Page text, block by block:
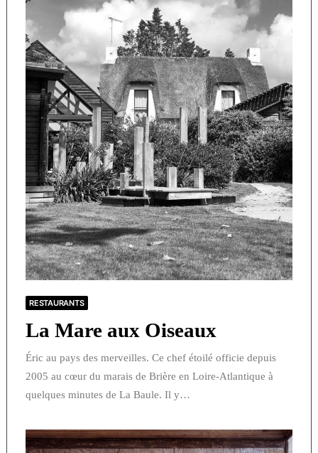
RESTAURANTS
La Mare aux Oiseaux
Éric au pays des merveilles. Ce chef étoilé officie depuis
2005 au cœur du marais de Brière en Loire-Atlantique à
quelques minutes de La Baule. Il y…